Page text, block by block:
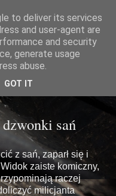
sań
z sań, zaparł się i
zaiste komiczny,
raczej
milicjanta
to deliver its services
and user-agent are
and security
generate usage
abuse.
GOT IT